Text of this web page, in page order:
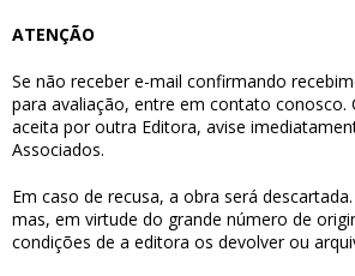
ATENÇÃO
Se não receber e-mail confirmando
para avaliação, entre em contato conosco.
aceita por outra Editora, avise
Associados.
Em caso de recusa, a obra será
mas, em virtude do grande número de
condições de a editora os devolver ou